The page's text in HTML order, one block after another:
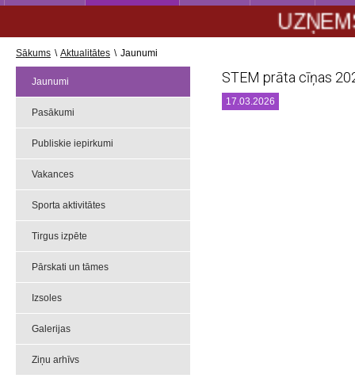
Sākums \ Aktualitātes \ Jaunumi
Jaunumi
Pasākumi
Publiskie iepirkumi
Vakances
Sporta aktivitātes
Tirgus izpēte
Pārskati un tāmes
Izsoles
Galerijas
Ziņu arhīvs
STEM prāta cīņas
17.03.2026